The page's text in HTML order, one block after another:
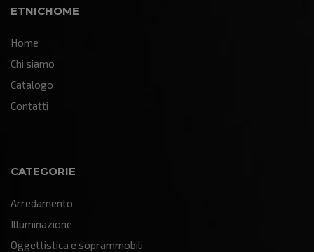
ETNICHOME
Home
Chi siamo
Catalogo
Contatti
CATEGORIE
Arredamento
Illuminazione
Oggettistica e soprammobili